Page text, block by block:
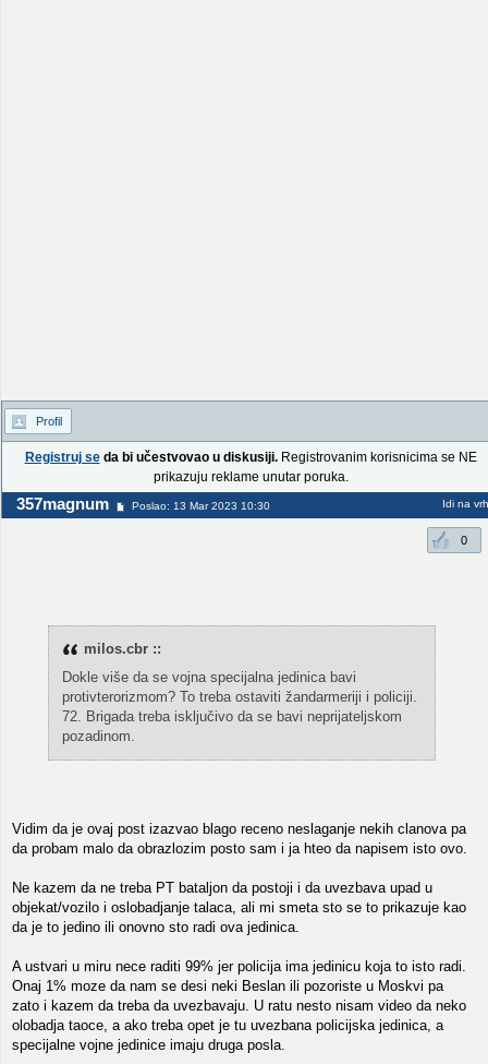
Profil
Registruj seda bi učestvovao u diskusiji.Registrovanim korisnicima se NE
prikazuju reklame unutar poruka.
357magnum Poslao: 13 Mar 2023 10:30 Idi na vrh
0
milos.cbr ::
Dokle više da se vojna specijalna jedinica bavi
protivterorizmom? To treba ostaviti žandarmeriji i policiji.
72. Brigada treba isključivo da se bavi neprijateljskom
pozadinom.
Vidim da je ovaj post izazvao blago receno neslaganje nekih clanova pa
da probam malo da obrazlozim posto sam i ja hteo da napisem isto ovo.
Ne kazem da ne treba PT bataljon da postoji i da uvezbava upad u
objekat/vozilo i oslobadjanje talaca, ali mi smeta sto se to prikazuje kao
da je to jedino ili onovno sto radi ova jedinica.
A ustvari u miru nece raditi 99% jer policija ima jedinicu koja to isto radi.
Onaj 1% moze da nam se desi neki Beslan ili pozoriste u Moskvi pa
zato i kazem da treba da uvezbavaju. U ratu nesto nisam video da neko
olobadja taoce, a ako treba opet je tu uvezbana policijska jedinica, a
specijalne vojne jedinice imaju druga posla.